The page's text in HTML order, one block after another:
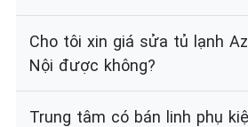
Cho tôi xin giá sửa tủ lạnh
Nội được không?
Trung tâm có bán linh phụ